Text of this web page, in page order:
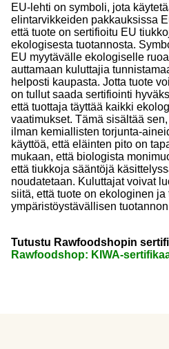
EU-lehti on symboli, jota
elintarvikkeiden pakkauksissa
että tuote on sertifioitu EU
ekologisesta tuotannosta.
EU myytävälle ekologiselle
auttamaan kuluttajia
helposti kaupasta. Jotta tuote
on tullut saada sertifiointi
että tuottaja täyttää kaikki
vaatimukset. Tämä sisältää
ilman kemiallisten torjunta-
käyttöä, että eläinten pito on
mukaan, että biologista
että tiukkoja sääntöjä
noudatetaan. Kuluttajat voivat
siitä, että tuote on ekologinen ja
ympäristöystävällisen
Tutustu Rawfoodshopin
Rawfoodshop: KIWA-